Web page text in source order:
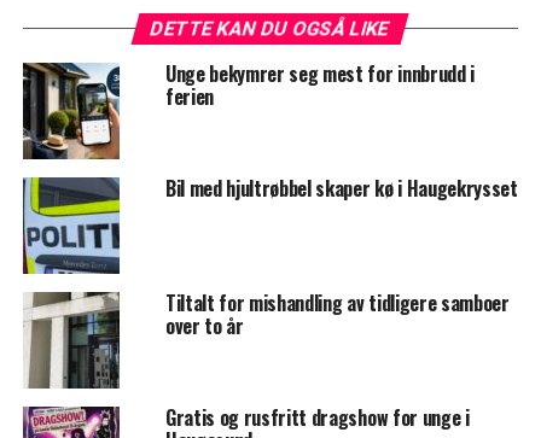
DETTE KAN DU OGSÅ LIKE
Unge bekymrer seg mest for innbrudd i
ferien
Bil med hjultrøbbel skaper kø i Haugekrysset
Tiltalt for mishandling av tidligere samboer
over to år
Gratis og rusfritt dragshow for unge i